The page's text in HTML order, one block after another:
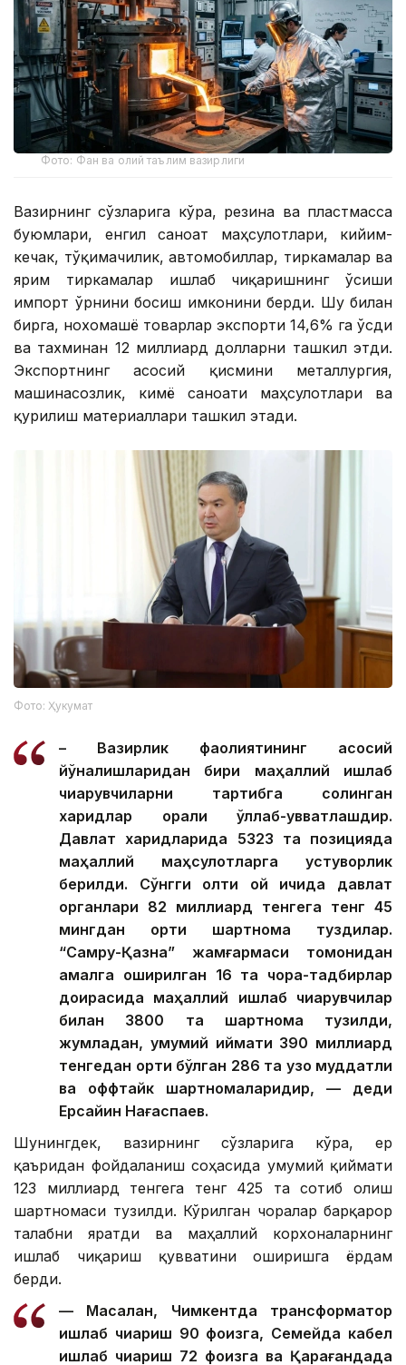
Фото: Фан ва олий таълим вазирлиги
Вазирнинг сўзларига кўра, резина ва пластмасса
буюмлари, енгил саноат маҳсулотлари, кийим-
кечак, тўқимачилик, автомобиллар, тиркамалар ва
ярим тиркамалар ишлаб чиқаришнинг ўсиши
импорт ўрнини босиш имконини берди. Шу билан
бирга, нохомашё товарлар экспорти 14,6% га ўсди
ва тахминан 12 миллиард долларни ташкил этди.
Экспортнинг асосий қисмини металлургия,
машинасозлик, кимё саноати маҳсулотлари ва
қурилиш материаллари ташкил этади.
Фото: Ҳукумат
– Вазирлик фаолиятининг асосий
йўналишларидан бири маҳаллий ишлаб
чиқарувчиларни тартибга солинган
харидлар орқали қўллаб-қувватлашдир.
Давлат харидларида 5323 та позицияда
маҳаллий маҳсулотларга устуворлик
берилди. Сўнгги олти ой ичида давлат
органлари 82 миллиард тенгега тенг 45
мингдан ортиқ шартнома туздилар.
“Самруқ-Қазна” жамғармаси томонидан
амалга оширилган 16 та чора-тадбирлар
доирасида маҳаллий ишлаб чиқарувчилар
билан 3800 та шартнома тузилди,
жумладан, умумий қиймати 390 миллиард
тенгедан ортиқ бўлган 286 та узоқ муддатли
ва оффтайк шартномаларидир, — деди
Ерсайин Нағаспаев.
Шунингдек, вазирнинг сўзларига кўра, ер
қаъридан фойдаланиш соҳасида умумий қиймати
123 миллиард тенгега тенг 425 та сотиб олиш
шартномаси тузилди. Кўрилган чоралар барқарор
талабни яратди ва маҳаллий корхоналарнинг
ишлаб чиқариш қувватини оширишга ёрдам
берди.
— Масалан, Чимкентда трансформатор
ишлаб чиқариш 90 фоизга, Семейда кабел
ишлаб чиқариш 72 фоизга ва Қарағандада